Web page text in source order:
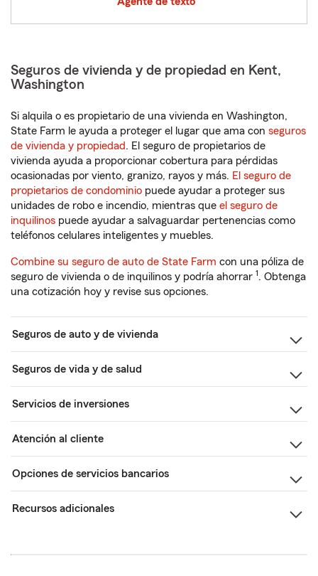
Seguros de vivienda y de propiedad en Kent,
Washington
Si alquila o es propietario de una vivienda en Washington,
State Farm le ayuda a proteger el lugar que ama con seguros
de vivienda y propiedad. El seguro de propietarios de
vivienda ayuda a proporcionar cobertura para pérdidas
ocasionadas por viento, granizo, rayos y más. El seguro de
propietarios de condominio puede ayudar a proteger sus
unidades de robo e incendio, mientras que el seguro de
inquilinos puede ayudar a salvaguardar pertenencias como
teléfonos celulares inteligentes y muebles.
Combine su seguro de auto de State Farm con una póliza de
seguro de vivienda o de inquilinos y podría ahorrar 1. Obtenga
una cotización hoy y revise sus opciones.
Seguros de auto y de vivienda
Seguros de vida y de salud
Servicios de inversiones
Atención al cliente
Opciones de servicios bancarios
Recursos adicionales